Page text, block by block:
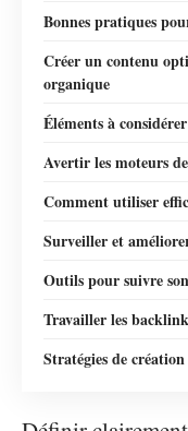
Bonnes pratiques
Créer un contenu
organique
Éléments à
Avertir les moteurs
Comment utiliser
Surveiller et
Outils pour suivre
Travailler les
Stratégies de